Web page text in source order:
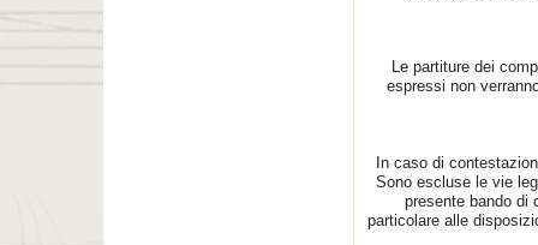
Le partiture dei
espressi non
In caso di
Sono escluse le vie
presente bando di
particolare alle